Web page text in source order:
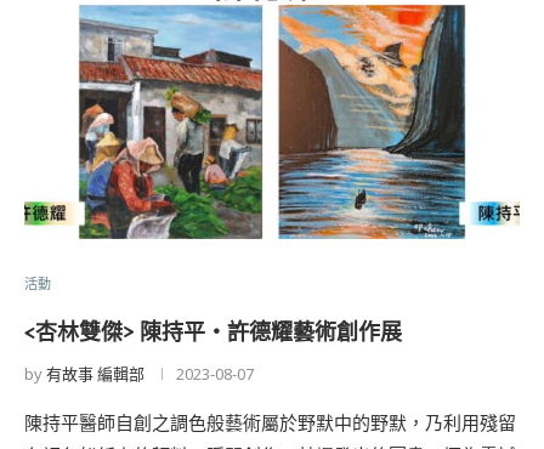
活動
<杏林雙傑> 陳持平・許德耀藝術創作展
by有故事 編輯部 2023-08-07
陳持平醫師自創之調色般藝術屬於野默中的野默，乃利用殘留